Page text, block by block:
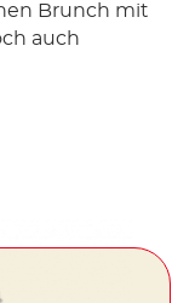
Brunch mit
auch